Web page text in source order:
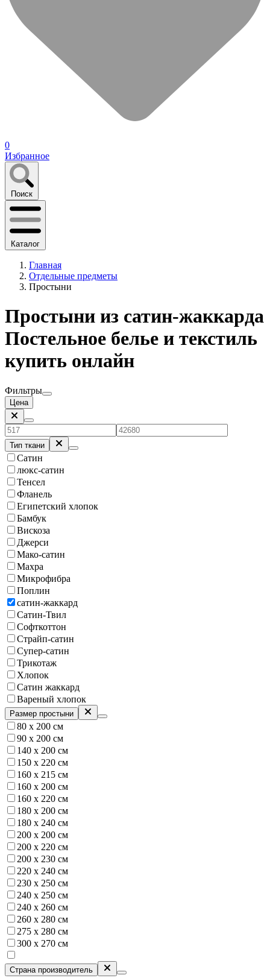
0
Избранное
Поиск
Каталог
Главная
Отдельные предметы
Простыни
Простыни из сатин-жаккарда
Постельное белье и текстиль
купить онлайн
Фильтры
Цена
Тип ткани
Сатин
люкс-сатин
Тенсел
Фланель
Египетский хлопок
Бамбук
Вискоза
Джерси
Мако-сатин
Махра
Микрофибра
Поплин
сатин-жаккард
Сатин-Твил
Софткоттон
Страйп-сатин
Супер-сатин
Трикотаж
Хлопок
Сатин жаккард
Вареный хлопок
Размер простыни
80 х 200 см
90 х 200 см
140 х 200 см
150 x 220 см
160 х 215 см
160 х 200 см
160 х 220 см
180 х 200 см
180 х 240 см
200 х 200 см
200 х 220 см
200 х 230 см
220 х 240 см
230 х 250 см
240 х 250 см
240 х 260 см
260 х 280 см
275 х 280 см
300 х 270 см
Страна производитель